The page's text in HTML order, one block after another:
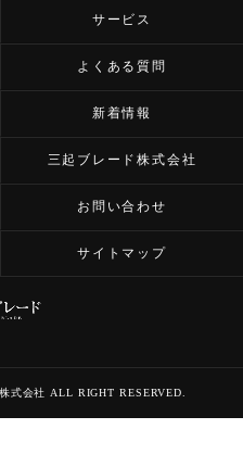
サービス
よくある質問
新着情報
三起ブレード株式会社
お問い合わせ
サイトマップ
式会社 ALL RIGHT RESERVED.